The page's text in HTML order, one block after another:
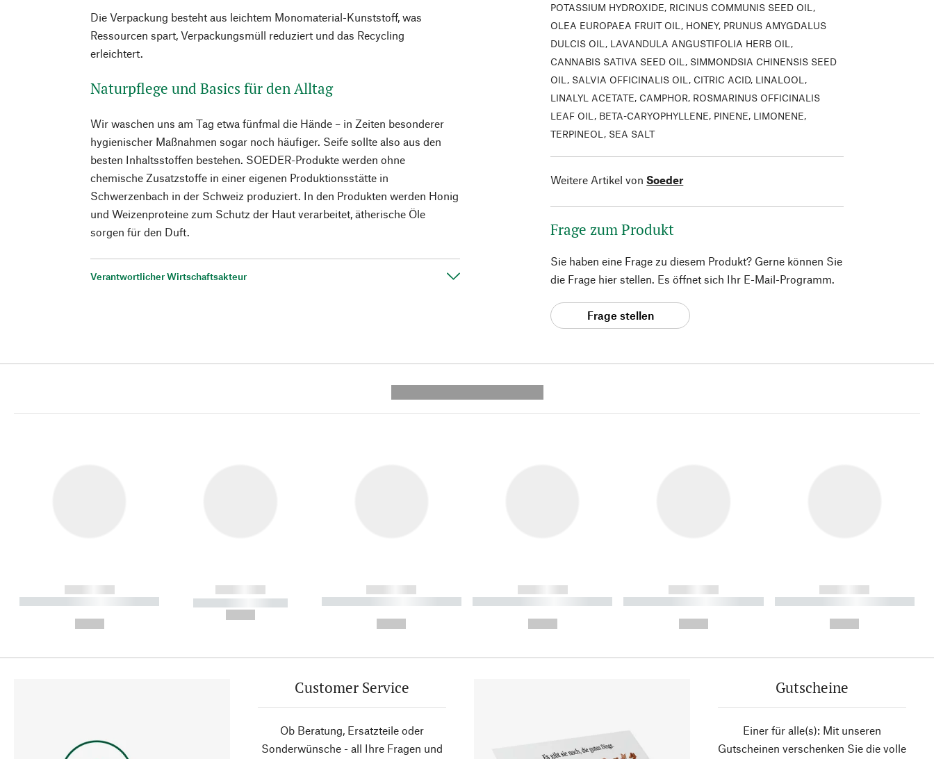
Die Verpackung besteht aus leichtem Monomaterial-Kunststoff, was
Ressourcen spart, Verpackungsmüll reduziert und das Recycling
erleichtert.
Naturpflege und Basics für den Alltag
Wir waschen uns am Tag etwa fünfmal die Hände – in Zeiten besonderer
hygienischer Maßnahmen sogar noch häufiger. Seife sollte also aus den
besten Inhaltsstoffen bestehen. SOEDER-Produkte werden ohne
chemische Zusatzstoffe in einer eigenen Produktionsstätte in
Schwerzenbach in der Schweiz produziert. In den Produkten werden Honig
und Weizenproteine zum Schutz der Haut verarbeitet, ätherische Öle
sorgen für den Duft.
Verantwortlicher Wirtschaftsakteur
POTASSIUM HYDROXIDE, RICINUS COMMUNIS SEED OIL,
OLEA EUROPAEA FRUIT OIL, HONEY, PRUNUS AMYGDALUS
DULCIS OIL, LAVANDULA ANGUSTIFOLIA HERB OIL,
CANNABIS SATIVA SEED OIL, SIMMONDSIA CHINENSIS SEED
OIL, SALVIA OFFICINALIS OIL, CITRIC ACID, LINALOOL,
LINALYL ACETATE, CAMPHOR, ROSMARINUS OFFICINALIS
LEAF OIL, BETA-CARYOPHYLLENE, PINENE, LIMONENE,
TERPINEOL, SEA SALT
Weitere Artikel von Soeder
Frage zum Produkt
Sie haben eine Frage zu diesem Produkt? Gerne können Sie
die Frage hier stellen. Es öffnet sich Ihr E-Mail-Programm.
Frage stellen
------------
----------- ----------- ----------
------------
----------- -----------
------------
----------- ----------- ----------
------------
----------- ----------- ----------
------------
----------- ----------- ----------
------------
----------- ----------- ----------
Customer Service
Ob Beratung, Ersatzteile oder
Sonderwünsche - all Ihre Fragen und
Gutscheine
Einer für alle(s): Mit unseren
Gutscheinen verschenken Sie die volle